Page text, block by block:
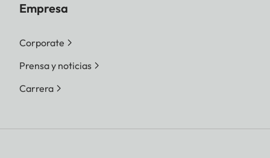
Empresa
Corporate
Prensa y noticias
Carrera